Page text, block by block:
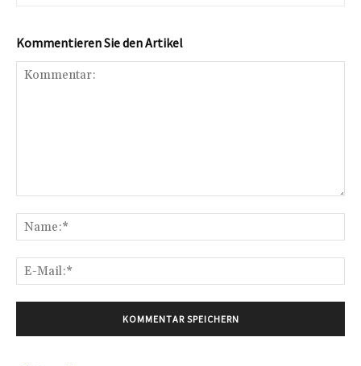
Kommentieren Sie den Artikel